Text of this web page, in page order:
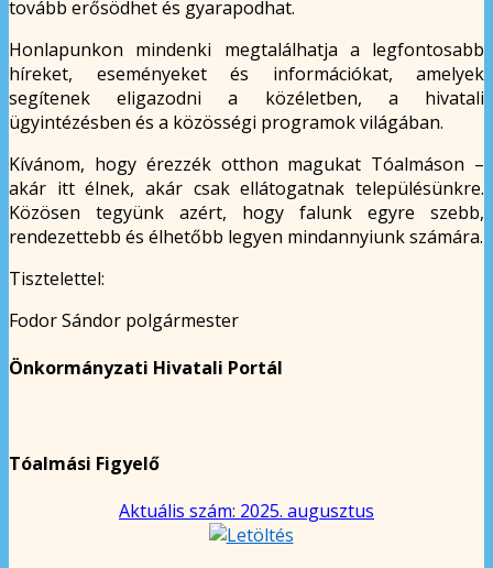
tovább erősödhet és gyarapodhat.
Honlapunkon mindenki megtalálhatja a legfontosabb
híreket, eseményeket és információkat, amelyek
segítenek eligazodni a közéletben, a hivatali
ügyintézésben és a közösségi programok világában.
Kívánom, hogy érezzék otthon magukat Tóalmáson –
akár itt élnek, akár csak ellátogatnak településünkre.
Közösen tegyünk azért, hogy falunk egyre szebb,
rendezettebb és élhetőbb legyen mindannyiunk számára.
Tisztelettel:
Fodor Sándor polgármester
Önkormányzati Hivatali Portál
Tóalmási Figyelő
Aktuális szám: 2025. augusztus